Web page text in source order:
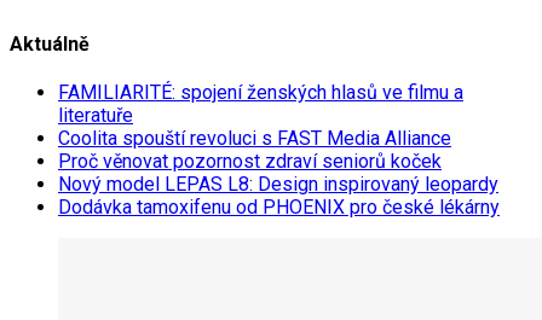
Aktuálně
FAMILIARITÉ: spojení ženských hlasů ve filmu a
literatuře
Coolita spouští revoluci s FAST Media Alliance
Proč věnovat pozornost zdraví seniorů koček
Nový model LEPAS L8: Design inspirovaný leopardy
Dodávka tamoxifenu od PHOENIX pro české lékárny